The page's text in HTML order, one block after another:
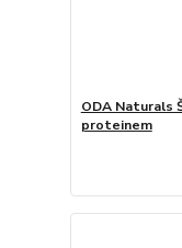
ODA Naturals
proteinem